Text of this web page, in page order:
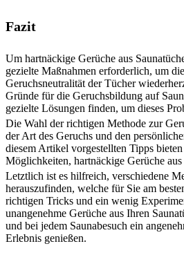
Fazit
Um hartnäckige Gerüche aus
gezielte Maßnahmen erforderlich, um
Geruchsneutralität der Tücher
Gründe für die Geruchsbildung auf
gezielte Lösungen finden, um dieses
Die Wahl der richtigen Methode zur
der Art des Geruchs und den
diesem Artikel vorgestellten Tipps
Möglichkeiten, hartnäckige Gerüche
Letztlich ist es hilfreich, verschiedene
herauszufinden, welche für Sie am
richtigen Tricks und ein wenig
unangenehme Gerüche aus Ihren
und bei jedem Saunabesuch ein
Erlebnis genießen.